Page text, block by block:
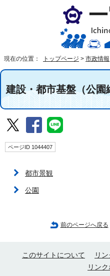
現在の位置： トップページ > 市政情報
建設・都市基盤（公園
ページID 1044407
都市景観
公園
前のページへ戻る
このサイトについて リ
リン